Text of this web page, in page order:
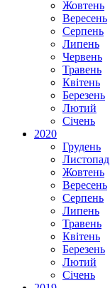
Жовтень
Вересень
Серпень
Липень
Червень
Травень
Квітень
Березень
Лютий
Січень
2020
Грудень
Листопад
Жовтень
Вересень
Серпень
Липень
Травень
Квітень
Березень
Лютий
Січень